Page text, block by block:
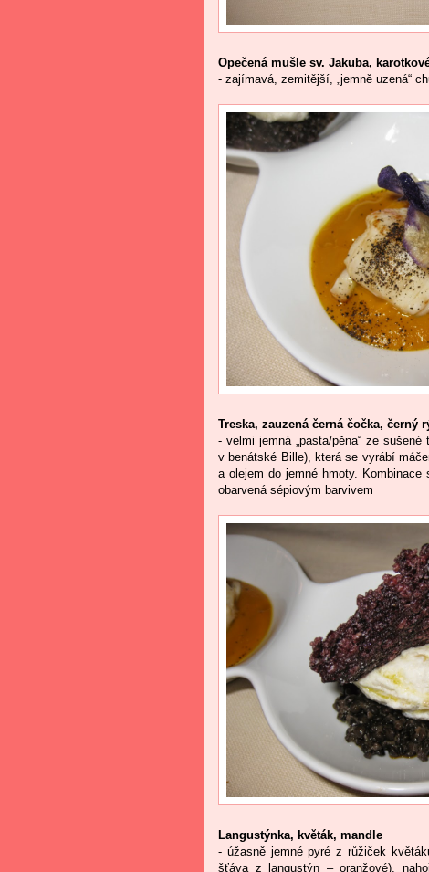
Opečená mušle sv. Jakuba,
- zajímavá, zemitější, „jemně uzená“
Treska, zauzená černá čočka, černý
- velmi jemná „pasta/pěna“ ze
v benátské Bille), která se vyrábí
a olejem do jemné hmoty.
obarvená sépiovým barvivem
Langustýnka, květák, mandle
- úžasně jemné pyré z růžiček
šťáva z langustýn – oranžové),